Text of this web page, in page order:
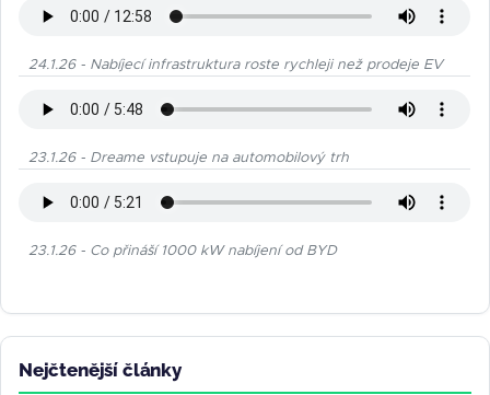
24.1.26 - Nabíjecí infrastruktura roste rychleji než prodeje EV
23.1.26 - Dreame vstupuje na automobilový trh
23.1.26 - Co přináší 1000 kW nabíjení od BYD
Nejčtenější články